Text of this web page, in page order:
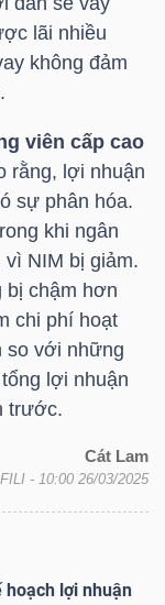
lãi nhiều
không đảm
viên cấp cao
rằng, lợi nhuận
sự phân hóa.
khi ngân
vì NIM bị giảm.
bị chậm hơn
chi phí hoạt
so với những
lợi nhuận
trước.
Cát Lam
FILI - 10:00 26/03/2025
hoạch lợi nhuận